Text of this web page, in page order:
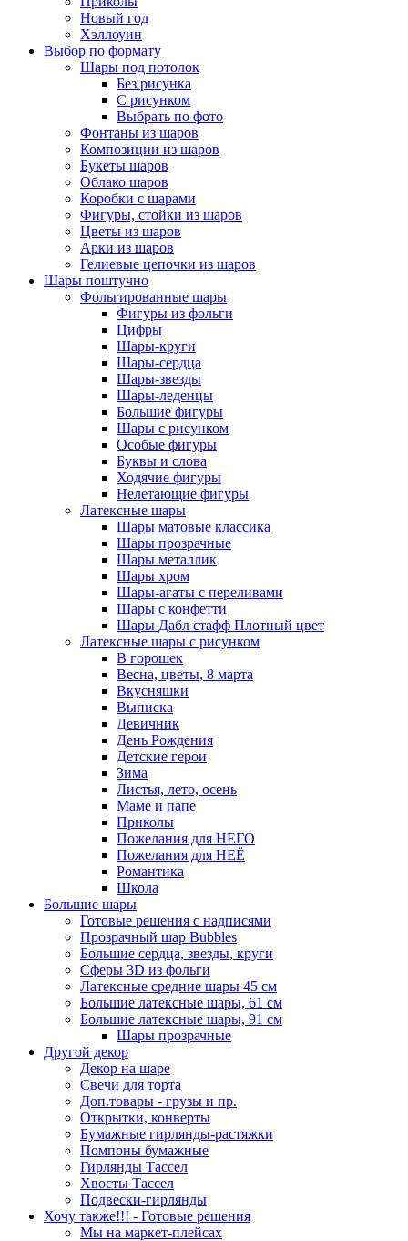
Новый год
Хэллоуин
Выбор по формату
Шары под потолок
Без рисунка
С рисунком
Выбрать по фото
Фонтаны из шаров
Композиции из шаров
Букеты шаров
Облако шаров
Коробки с шарами
Фигуры, стойки из шаров
Цветы из шаров
Арки из шаров
Гелиевые цепочки из шаров
Шары поштучно
Фольгированные шары
Фигуры из фольги
Цифры
Шары-круги
Шары-сердца
Шары-звезды
Шары-леденцы
Большие фигуры
Шары с рисунком
Особые фигуры
Буквы и слова
Ходячие фигуры
Нелетающие фигуры
Латексные шары
Шары матовые классика
Шары прозрачные
Шары металлик
Шары хром
Шары-агаты с переливами
Шары с конфетти
Шары Дабл стафф Плотный цвет
Латексные шары с рисунком
В горошек
Весна, цветы, 8 марта
Вкусняшки
Выписка
Девичник
День Рождения
Детские герои
Зима
Листья, лето, осень
Маме и папе
Приколы
Пожелания для НЕГО
Пожелания для НЕЁ
Романтика
Школа
Большие шары
Готовые решения с надписями
Прозрачный шар Bubbles
Большие сердца, звезды, круги
Сферы 3D из фольги
Латексные средние шары 45 см
Большие латексные шары, 61 см
Большие латексные шары, 91 см
Шары прозрачные
Другой декор
Декор на шаре
Свечи для торта
Доп.товары - грузы и пр.
Открытки, конверты
Бумажные гирлянды-растяжки
Помпоны бумажные
Гирлянды Тассел
Хвосты Тассел
Подвески-гирлянды
Хочу также!!! - Готовые решения
Мы на маркет-плейсах